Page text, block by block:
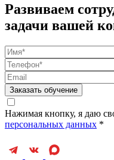
Развиваем
задачи вашей
Заказать обучение
Нажимая кнопку, я даю
персональных данных *